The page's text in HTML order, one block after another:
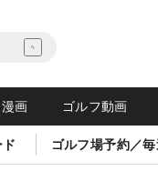
漫画 ゴルフ動画
ゴルフ場予約／